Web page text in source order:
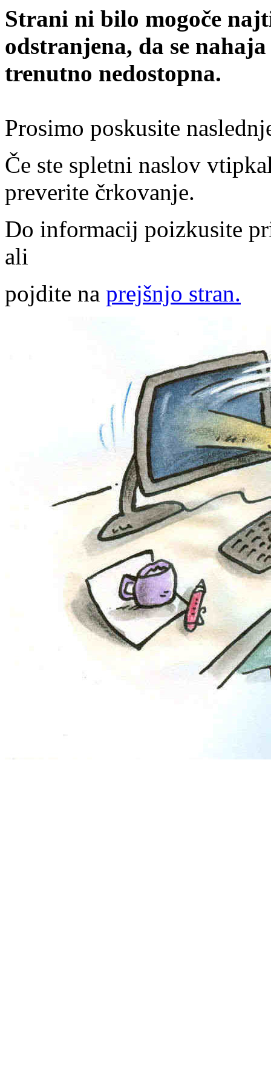
Strani ni bilo mogoče
odstranjena, da se
trenutno nedostopna.
Prosimo poskusite
Če ste spletni naslov
preverite črkovanje.
Do informacij poizkusite
ali
pojdite na prejšnjo stran.